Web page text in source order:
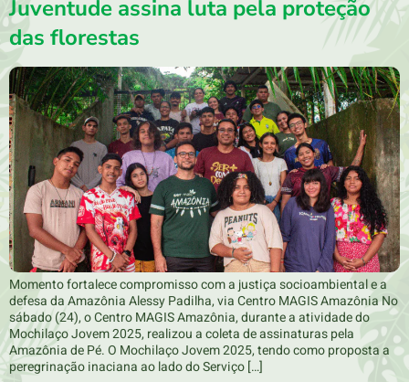
Juventude assina luta pela proteção
das florestas
Momento fortalece compromisso com a justiça socioambiental e a
defesa da Amazônia Alessy Padilha, via Centro MAGIS Amazônia No
sábado (24), o Centro MAGIS Amazônia, durante a atividade do
Mochilaço Jovem 2025, realizou a coleta de assinaturas pela
Amazônia de Pé. O Mochilaço Jovem 2025, tendo como proposta a
peregrinação inaciana ao lado do Serviço […]